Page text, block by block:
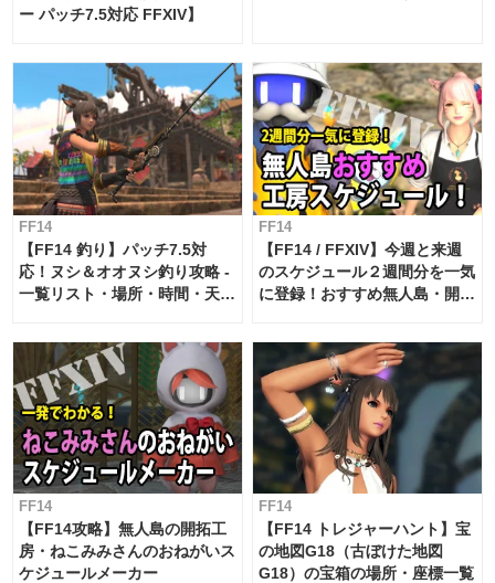
ー パッチ7.5対応 FFXIV】
FF14
【FF14 釣り】パッチ7.5対
応！ヌシ＆オオヌシ釣り攻略 -
一覧リスト・場所・時間・天
FF14
【FF14 / FFXIV】今週と来週
のスケジュール２週間分を一気
に登録！おすすめ無人島・開拓
FF14
【FF14攻略】無人島の開拓工
房・ねこみみさんのおねがいス
ケジュールメーカー
FF14
【FF14 トレジャーハント】宝
の地図G18（古ぼけた地図
G18）の宝箱の場所・座標一覧